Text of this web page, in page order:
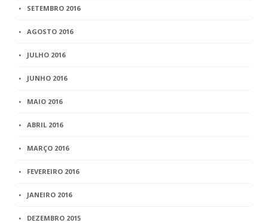
SETEMBRO 2016
AGOSTO 2016
JULHO 2016
JUNHO 2016
MAIO 2016
ABRIL 2016
MARÇO 2016
FEVEREIRO 2016
JANEIRO 2016
DEZEMBRO 2015